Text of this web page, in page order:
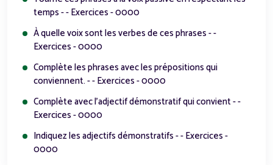
temps - - Exercices - 0000
À quelle voix sont les verbes de ces phrases - -
Exercices - 0000
Complète les phrases avec les prépositions qui
conviennent. - - Exercices - 0000
Complète avec l'adjectif démonstratif qui convient - -
Exercices - 0000
Indiquez les adjectifs démonstratifs - - Exercices -
0000